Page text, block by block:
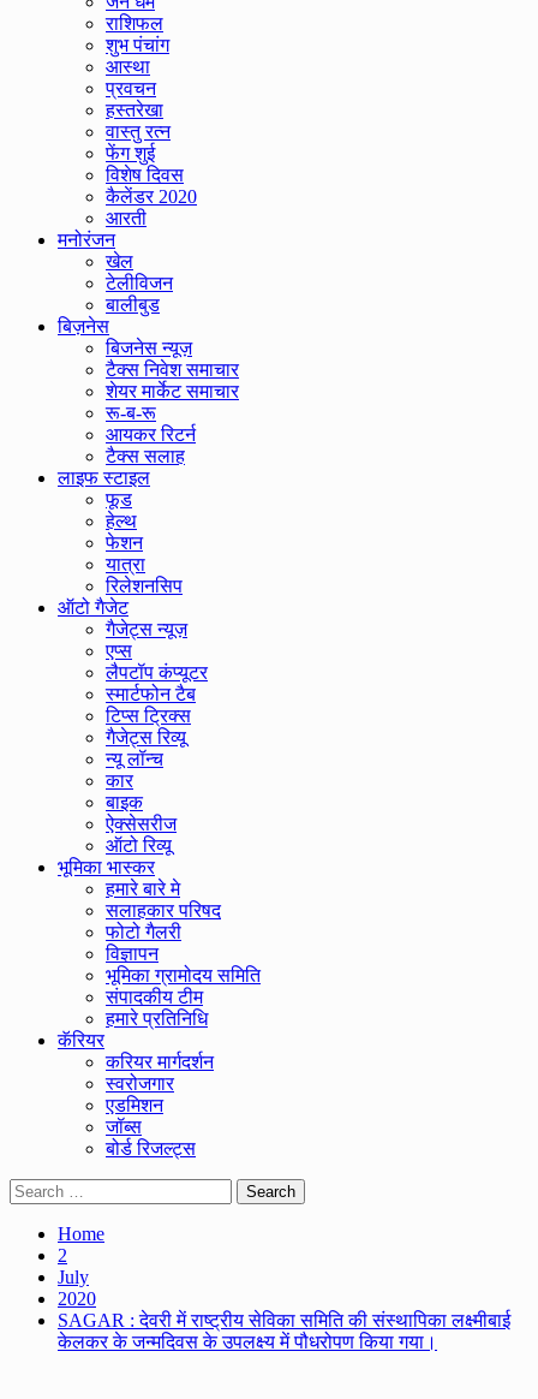
राशिफल
शुभ पंचांग
आस्था
प्रवचन
हस्तरेखा
वास्तु रत्न
फेंग शुई
विशेष दिवस
कैलेंडर 2020
आरती
मनोरंजन
खेल
टेलीविजन
बालीबुड
बिज़नेस
बिजनेस न्यूज़
टैक्स निवेश समाचार
शेयर मार्केट समाचार
रू-ब-रू
आयकर रिटर्न
टैक्स सलाह
लाइफ स्टाइल
फूड
हेल्थ
फेशन
यात्रा
रिलेशनसिप
ऑटो गैजेट
गैजेट्स न्यूज़
एप्स
लैपटॉप कंप्यूटर
स्मार्टफोन टैब
टिप्स ट्रिक्स
गैजेट्स रिव्यू
न्यू लॉन्च
कार
बाइक
ऐक्सेसरीज
ऑटो रिव्यू
भूमिका भास्कर
हमारे बारे मे
सलाहकार परिषद
फोटो गैलरी
विज्ञापन
भूमिका ग्रामोदय समिति
संपादकीय टीम
हमारे प्रतिनिधि
कॅरियर
करियर मार्गदर्शन
स्वरोजगार
एडमिशन
जॉब्स
बोर्ड रिजल्ट्स
Search
for:
Home
2
July
2020
SAGAR : देवरी में राष्ट्रीय सेविका समिति की संस्थापिका लक्ष्मीबाई
केलकर के जन्मदिवस के उपलक्ष्य में पौधरोपण किया गया।